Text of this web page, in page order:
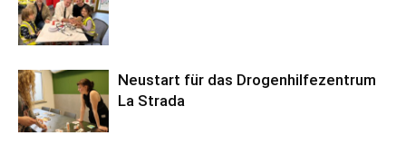
Neustart für das Drogenhilfezentrum
La Strada